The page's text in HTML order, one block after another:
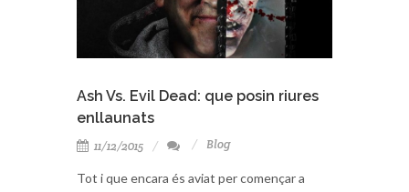
Ash Vs. Evil Dead: que posin riures
enllaunats
11/12/2015 Blog
Tot i que encara és aviat per començar a